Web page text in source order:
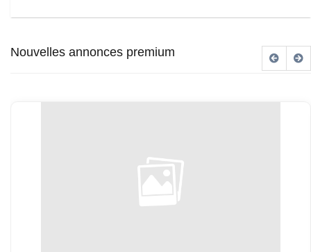
Nouvelles annonces premium